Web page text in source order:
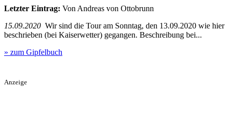
Letzter Eintrag: Von Andreas von Ottobrunn
15.09.2020 Wir sind die Tour am Sonntag, den 13.09.2020 wie hier
beschrieben (bei Kaiserwetter) gegangen. Beschreibung bei...
» zum Gipfelbuch
Anzeige